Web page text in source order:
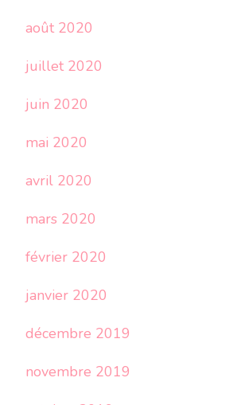
août 2020
juillet 2020
juin 2020
mai 2020
avril 2020
mars 2020
février 2020
janvier 2020
décembre 2019
novembre 2019